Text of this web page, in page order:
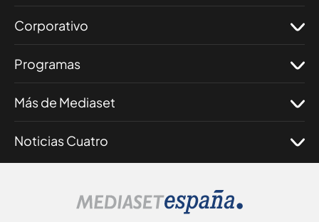
Corporativo
Programas
Más de Mediaset
Noticias Cuatro